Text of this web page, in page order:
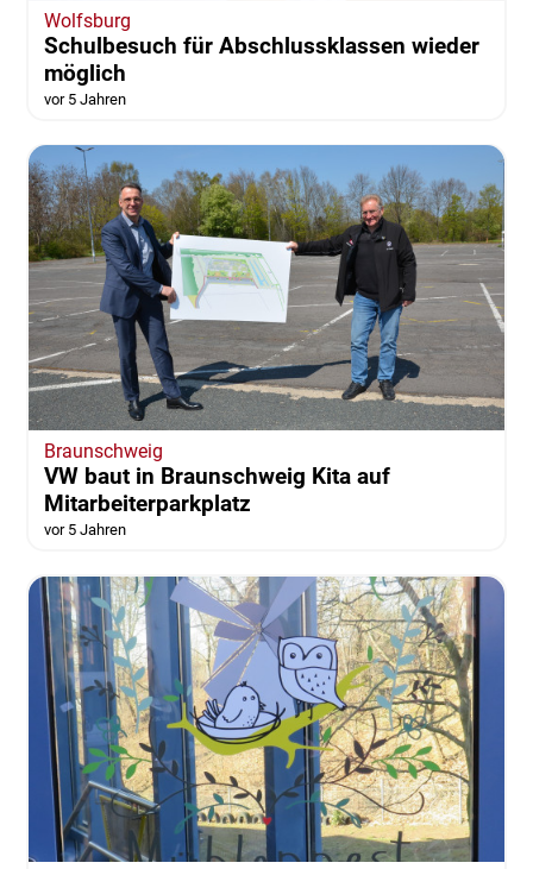
Wolfsburg
Schulbesuch für Abschlussklassen wieder
möglich
vor 5 Jahren
Braunschweig
VW baut in Braunschweig Kita auf
Mitarbeiterparkplatz
vor 5 Jahren